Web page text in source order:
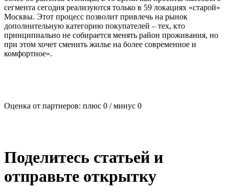
сегмента сегодня реализуются только в 59 локациях «старой»
Москвы. Этот процесс позволит привлечь на рынок
дополнительную категорию покупателей – тех, кто
принципиально не собирается менять район проживания, но
при этом хочет сменить жилье на более современное и
комфортное».
Оценка от партнеров: плюс 0 / минус 0
Поделитесь статьей и
отправьте открытку